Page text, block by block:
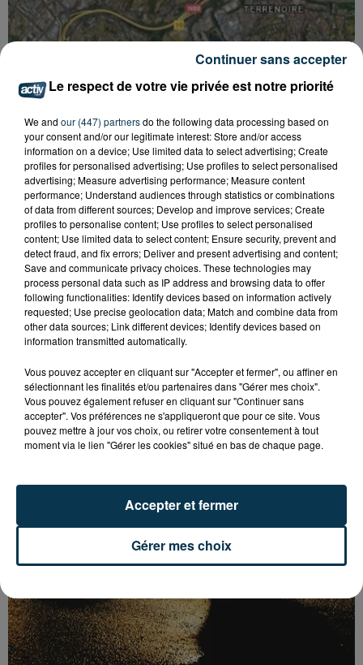
RN488 : LES TRAVAUX SONT TERMINÉS, APRÈS
BARRAGE DE ROUCHAIN : LES RESTRICTIONS
D'USAGE DE L'EAU LEVÉES DANS...
Le respect de votre vie privée est notre priorité
We and our (447) partnersdo the following data processing based on
your consent and/or our legitimate interest: Store and/or access
information on a device; Use limited data to select advertising; Create
profiles for personalised advertising; Use profiles to select personalised
advertising; Measure advertising performance; Measure content
performance; Understand audiences through statistics or combinations
of data from different sources; Develop and improve services; Create
profiles to personalise content; Use profiles to select personalised
content; Use limited data to select content; Ensure security, prevent and
detect fraud, and fix errors; Deliver and present advertising and content;
Save and communicate privacy choices. These technologies may
process personal data such as IP address and browsing data to offer
following functionalities: Identify devices based on information actively
requested; Use precise geolocation data; Match and combine data from
other data sources; Link different devices; Identify devices based on
information transmitted automatically.
Vous pouvez accepter en cliquant sur "Accepter et fermer", ou affiner en
sélectionnant les finalités et/ou partenaires dans "Gérer mes choix".
Vous pouvez également refuser en cliquant sur "Continuer sans
accepter". Vos préférences ne s'appliqueront que pour ce site. Vous
pouvez mettre à jour vos choix, ou retirer votre consentement à tout
moment via le lien "Gérer les cookies" situé en bas de chaque page.
Gérer mes choix
Accepter et fermer
Continuer sans accepter